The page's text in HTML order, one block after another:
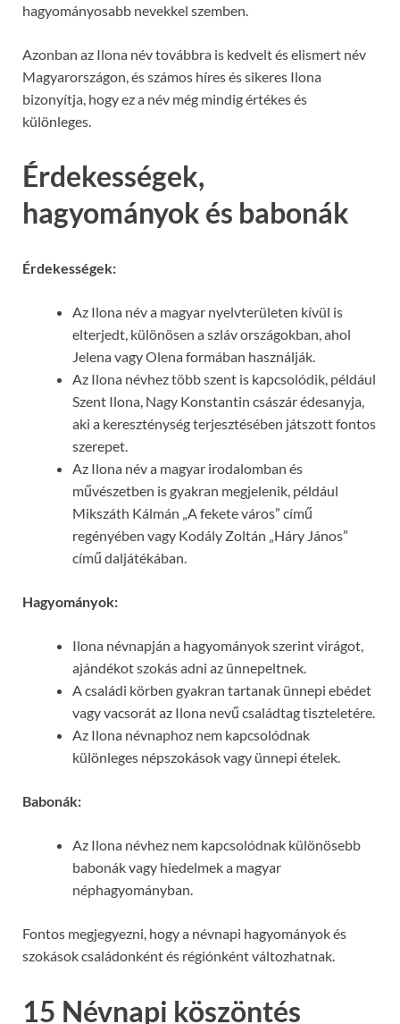
hagyományosabb nevekkel szemben.
Azonban az Ilona név továbbra is kedvelt és elismert név
Magyarországon, és számos híres és sikeres Ilona
bizonyítja, hogy ez a név még mindig értékes és
különleges.
Érdekességek,
hagyományok és babonák
Érdekességek:
Az Ilona név a magyar nyelvterületen kívül is
elterjedt, különösen a szláv országokban, ahol
Jelena vagy Olena formában használják.
Az Ilona névhez több szent is kapcsolódik, például
Szent Ilona, Nagy Konstantin császár édesanyja,
aki a kereszténység terjesztésében játszott fontos
szerepet.
Az Ilona név a magyar irodalomban és
művészetben is gyakran megjelenik, például
Mikszáth Kálmán „A fekete város” című
regényében vagy Kodály Zoltán „Háry János”
című daljátékában.
Hagyományok:
Ilona névnapján a hagyományok szerint virágot,
ajándékot szokás adni az ünnepeltnek.
A családi körben gyakran tartanak ünnepi ebédet
vagy vacsorát az Ilona nevű családtag tiszteletére.
Az Ilona névnaphoz nem kapcsolódnak
különleges népszokások vagy ünnepi ételek.
Babonák:
Az Ilona névhez nem kapcsolódnak különösebb
babonák vagy hiedelmek a magyar
néphagyományban.
Fontos megjegyezni, hogy a névnapi hagyományok és
szokások családonként és régiónként változhatnak.
15 Névnapi köszöntés